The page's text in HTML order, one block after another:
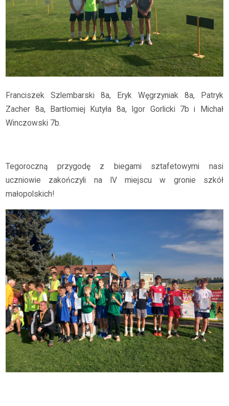
Franciszek Szlembarski 8a, Eryk Węgrzyniak 8a, Patryk
Zacher 8a, Bartłomiej Kutyła 8a, Igor Gorlicki 7b i Michał
Winczowski 7b.
Tegoroczną przygodę z biegami sztafetowymi nasi
uczniowie zakończyli na IV miejscu w gronie szkół
małopolskich!